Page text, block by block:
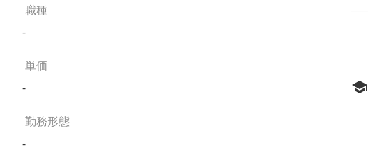
職種
-
単価
-
勤務形態
-